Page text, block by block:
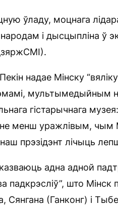
ўладу, моцнага
і дысцыпліна ў
надае Мінску
мультымедыйным
гістарычнага
менш уражлівым, чым
наш прэзідэнт лічыць
адна адной
падкрэсліў”, што
Сянгана (Ганконг) і